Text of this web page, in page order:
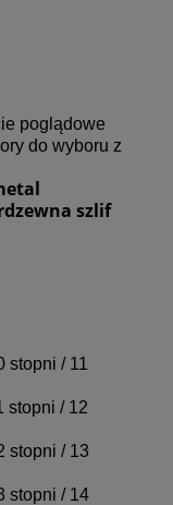
poglądowe
do wyboru z
szlif
stopni / 11
stopni / 12
stopni / 13
stopni / 14